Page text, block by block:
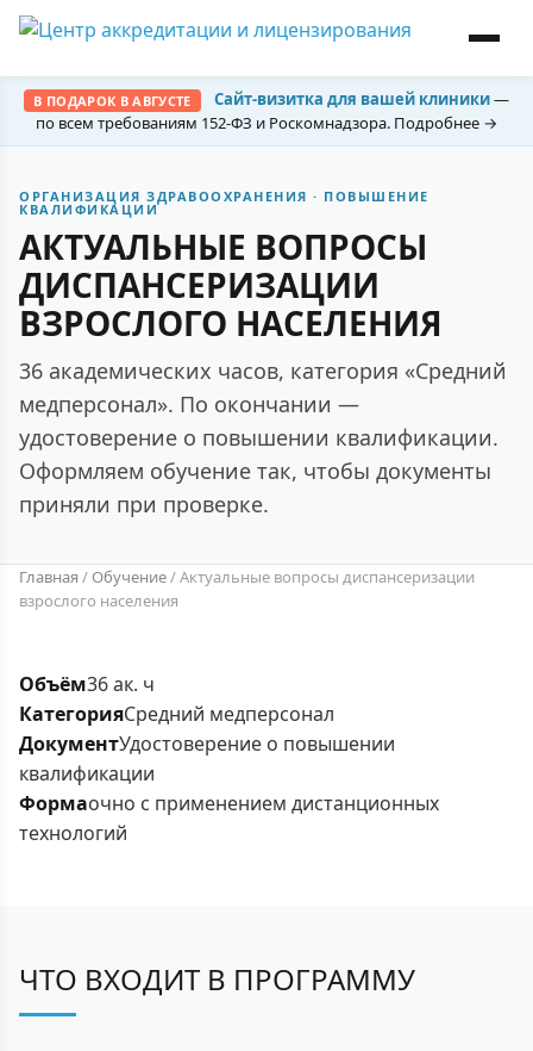
В ПОДАРОК В АВГУСТЕ Сайт-визитка для вашей клиники—
по всем требованиям 152-ФЗ и Роскомнадзора. Подробнее →
ОРГАНИЗАЦИЯ ЗДРАВООХРАНЕНИЯ · ПОВЫШЕНИЕ
КВАЛИФИКАЦИИ
АКТУАЛЬНЫЕ ВОПРОСЫ
ДИСПАНСЕРИЗАЦИИ
ВЗРОСЛОГО НАСЕЛЕНИЯ
36 академических часов, категория «Средний
медперсонал». По окончании —
удостоверение о повышении квалификации.
Оформляем обучение так, чтобы документы
приняли при проверке.
Главная / Обучение/Актуальные вопросы диспансеризации
взрослого населения
Объём36 ак. ч
КатегорияСредний медперсонал
ДокументУдостоверение о повышении
квалификации
Формаочно с применением дистанционных
технологий
ЧТО ВХОДИТ В ПРОГРАММУ